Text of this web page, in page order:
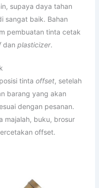
supaya daya tahan
sangat baik. Bahan
pembuatan tinta cetak
dan plasticizer.
tinta offset, setelah
barang yang akan
dengan pesanan.
majalah, buku, brosur
offset.